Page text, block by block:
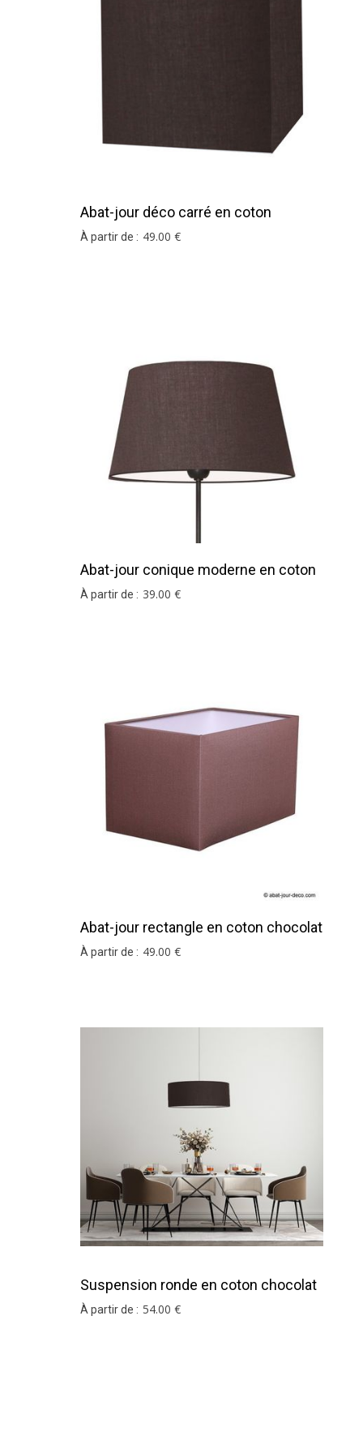
Si vous ne trouvez pas votre coloris ou votre
Abat-jour déco carré en coton
chocolat
À partir de : 49.00 €
Abat-jour conique moderne en coton
chocolat
À partir de : 39.00 €
Abat-jour rectangle en coton chocolat
À partir de : 49.00 €
Suspension ronde en coton chocolat
À partir de : 54.00 €